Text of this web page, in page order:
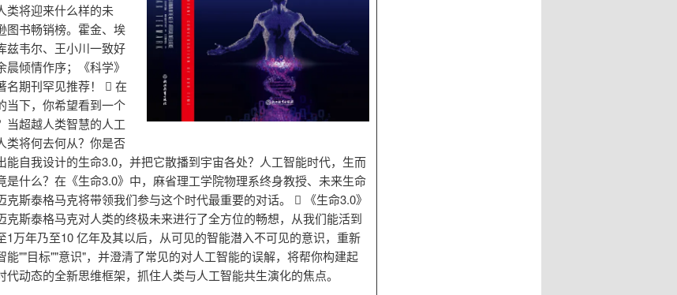
类将迎来什么样的未
图书畅销榜。霍金、埃
兹韦尔、王小川一致好
晨倾情作序；《科学》
名期刊罕见推荐！  在
当下，你希望看到一个
当超越人类智慧的人工
类将何去何从？你是否
能自我设计的生命3.0，并把它散播到宇宙各处？人工智能时代，生而
是什么？在《生命3.0》中，麻省理工学院物理系终身教授、未来生命
克斯泰格马克将带领我们参与这个时代最重要的对话。  《生命3.0》
克斯泰格马克对人类的终极未来进行了全方位的畅想，从我们能活到
1万年乃至10 亿年及其以后，从可见的智能潜入不可见的意识，重新
能""目标""意识"，并澄清了常见的对人工智能的误解，将帮你构建起
代动态的全新思维框架，抓住人类与人工智能共生演化的焦点。